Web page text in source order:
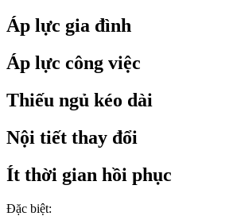
Áp lực gia đình
Áp lực công việc
Thiếu ngủ kéo dài
Nội tiết thay đổi
Ít thời gian hồi phục
Đặc biệt: